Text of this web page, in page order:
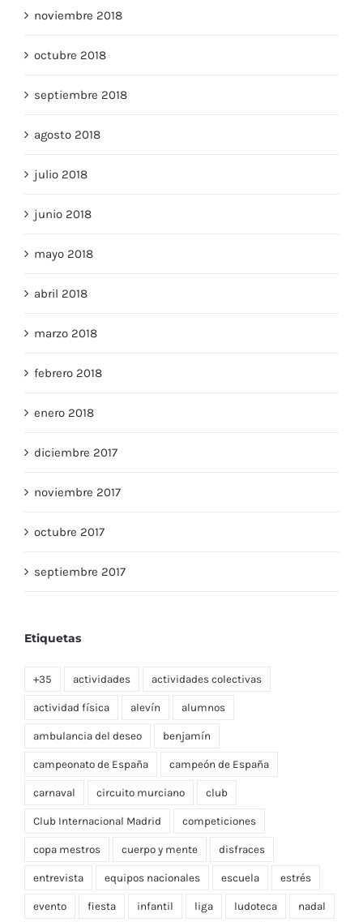
noviembre 2018
octubre 2018
septiembre 2018
agosto 2018
julio 2018
junio 2018
mayo 2018
abril 2018
marzo 2018
febrero 2018
enero 2018
diciembre 2017
noviembre 2017
octubre 2017
septiembre 2017
Etiquetas
+35 actividades actividades colectivas
actividad física alevín alumnos
ambulancia del deseo benjamín
campeonato de España campeón de España
carnaval circuito murciano club
Club Internacional Madrid competiciones
copa mestros cuerpo y mente disfraces
entrevista equipos nacionales escuela estrés
evento fiesta infantil liga ludoteca nadal